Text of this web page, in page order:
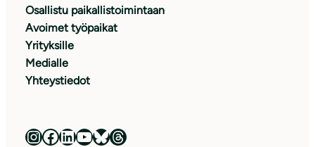
Osallistu paikallistoimintaan
Avoimet työpaikat
Yrityksille
Medialle
Yhteystiedot
Luonnonsuojeluliitto Instagramissa Luonnonsuojeluliitto Facebookissa Luonnonsuojeluliitto LinkedInissä Luonnonsuojeluliiton YouTube-kanava Luonnonsuojeluliitto Blueskyssa Luonnonsuojeluliitto Threadsissa